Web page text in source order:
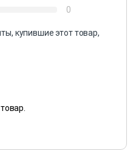
0
купившие этот товар,